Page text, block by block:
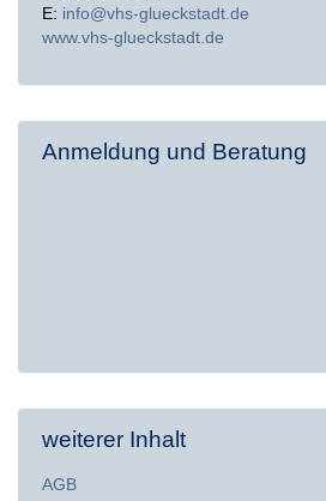
E: info@vhs-glueckstadt.de
www.vhs-glueckstadt.de
Anmeldung und Beratung
weiterer Inhalt
AGB